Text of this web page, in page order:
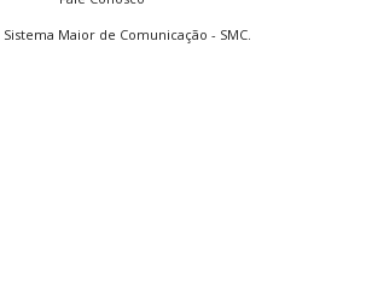
Sistema Maior de Comunicação - SMC.